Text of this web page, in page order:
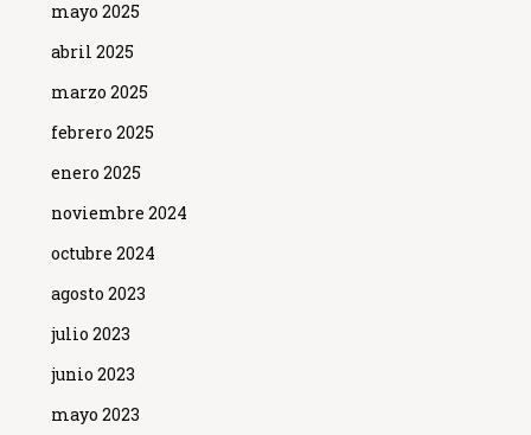
mayo 2025
abril 2025
marzo 2025
febrero 2025
enero 2025
noviembre 2024
octubre 2024
agosto 2023
julio 2023
junio 2023
mayo 2023